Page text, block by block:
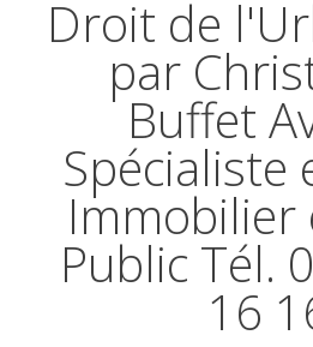
Droit de
par
Buffet
Spécialiste
Public Tél.
16